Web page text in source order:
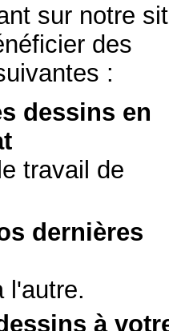
sur notre
des
:
dessins en
travail de
dernières
l'autre.
à